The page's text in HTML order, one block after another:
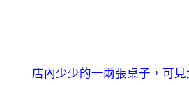
店內少少的一兩張桌子，可